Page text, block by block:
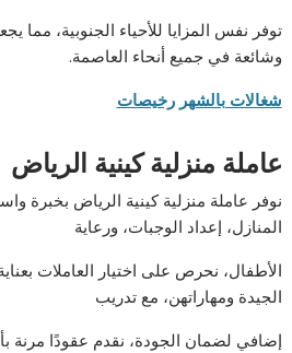
توفر نفس المزايا للأحياء الجنوبية، مما
وشائعة في جميع أنحاء العاصمة.
شغالات بالشهر رخيصات
عاملة منزلية كينية الرياض
نوفر عاملة منزلية كينية الرياض بخبرة
المنازل، إعداد الوجبات، ورعاية
الأطفال، نحرص على اختيار العاملات
الجيدة ومهاراتهن، مع تدريب
إضافي لضمان الجودة، نقدم عقودًا مرنة